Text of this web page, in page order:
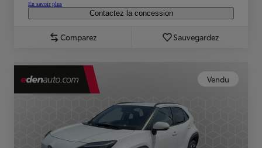
En savoir plus
Contactez la concession
Comparez Sauvegardez
Vendu